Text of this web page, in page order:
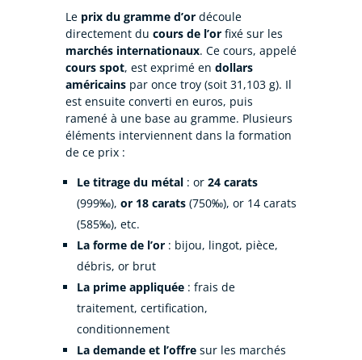
Le prix du gramme d’ordécoule
directement du cours de l’orfixé sur les
marchés internationaux. Ce cours, appelé
cours spot, est exprimé en dollars
américainspar once troy (soit 31,103 g). Il
est ensuite converti en euros, puis
ramené à une base au gramme. Plusieurs
éléments interviennent dans la formation
de ce prix :
Le titrage du métal: or 24 carats
(999‰), or 18 carats(750‰), or 14 carats
(585‰), etc.
La forme de l’or: bijou, lingot, pièce,
débris, or brut
La prime appliquée: frais de
traitement, certification,
conditionnement
La demande et l’offresur les marchés